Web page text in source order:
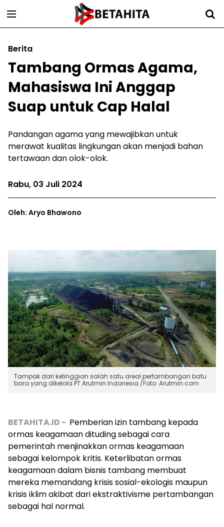
Berita
Tambang Ormas Agama,
Mahasiswa Ini Anggap
Suap untuk Cap Halal
Pandangan agama yang mewajibkan untuk
merawat kualitas lingkungan akan menjadi bahan
tertawaan dan olok-olok.
Rabu, 03 Juli 2024
Oleh: Aryo Bhawono
Tampak dari ketinggian salah satu areal pertambangan batu
bara yang dikelola PT Arutmin Indonesia./Foto: Arutmin.com
BETAHITA.ID - Pemberian izin tambang kepada
ormas keagamaan dituding sebagai cara
pemerintah menjinakkan ormas keagamaan
sebagai kelompok kritis. Keterlibatan ormas
keagamaan dalam bisnis tambang membuat
mereka memandang krisis sosial-ekologis maupun
krisis iklim akibat dari ekstraktivisme pertambangan
sebagai hal normal.